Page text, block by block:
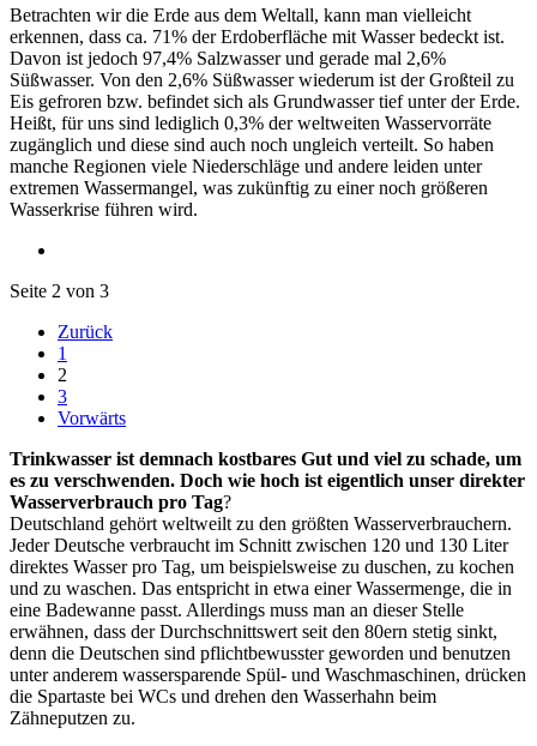
Betrachten wir die Erde aus dem Weltall, kann man vielleicht
erkennen, dass ca. 71% der Erdoberfläche mit Wasser bedeckt ist.
Davon ist jedoch 97,4% Salzwasser und gerade mal 2,6%
Süßwasser. Von den 2,6% Süßwasser wiederum ist der Großteil zu
Eis gefroren bzw. befindet sich als Grundwasser tief unter der Erde.
Heißt, für uns sind lediglich 0,3% der weltweiten Wasservorräte
zugänglich und diese sind auch noch ungleich verteilt. So haben
manche Regionen viele Niederschläge und andere leiden unter
extremen Wassermangel, was zukünftig zu einer noch größeren
Wasserkrise führen wird.
Seite 2 von 3
Zurück
1
2
3
Vorwärts
Trinkwasser ist demnach kostbares Gut und viel zu schade, um
es zu verschwenden. Doch wie hoch ist eigentlich unser direkter
Wasserverbrauch pro Tag?
Deutschland gehört weltweilt zu den größten Wasserverbrauchern.
Jeder Deutsche verbraucht im Schnitt zwischen 120 und 130 Liter
direktes Wasser pro Tag, um beispielsweise zu duschen, zu kochen
und zu waschen. Das entspricht in etwa einer Wassermenge, die in
eine Badewanne passt. Allerdings muss man an dieser Stelle
erwähnen, dass der Durchschnittswert seit den 80ern stetig sinkt,
denn die Deutschen sind pflichtbewusster geworden und benutzen
unter anderem wassersparende Spül- und Waschmaschinen, drücken
die Spartaste bei WCs und drehen den Wasserhahn beim
Zähneputzen zu.